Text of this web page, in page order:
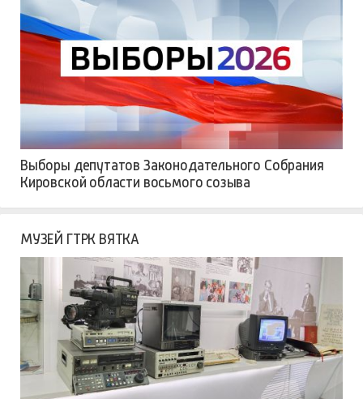
Выборы депутатов Законодательного Собрания
Кировской области восьмого созыва
МУЗЕЙ ГТРК ВЯТКА